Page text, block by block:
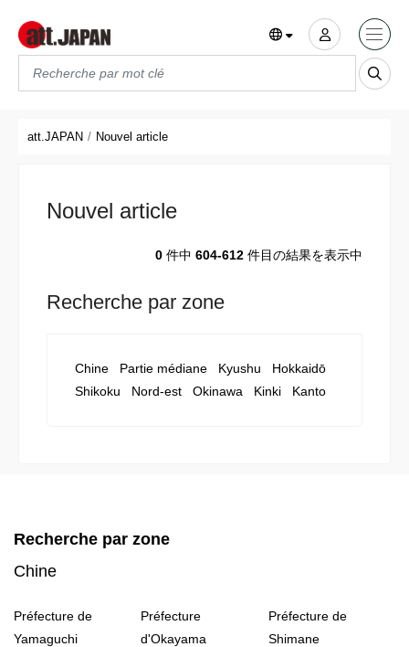
att.JAPAN Nouvel article
Nouvel article
0 件中 604-612 件目の結果を表示中
Recherche par zone
Chine Partie médiane Kyushu
Hokkaidō
Shikoku
Nord-est Okinawa Kinki Kanto
Recherche par zone
Chine
Préfecture de
Yamaguchi
Préfecture
d'Okayama
Préfecture de
Shimane